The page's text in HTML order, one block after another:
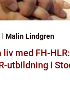
Malin Lindgren
liv med FH-
utbildning i